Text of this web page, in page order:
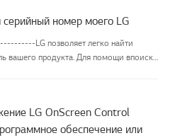
номер моего LG
LG позволяет легко найти
вашего продукта. Для помощи впоиске
LG OnScreen Control
обеспечение или